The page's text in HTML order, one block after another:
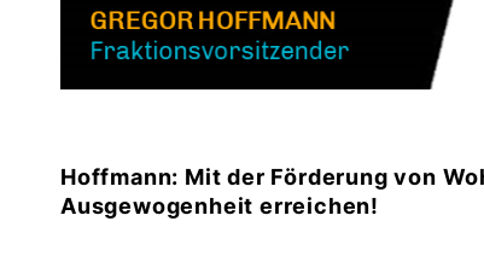
Hoffmann: Mit der Förderung von
Ausgewogenheit erreichen!